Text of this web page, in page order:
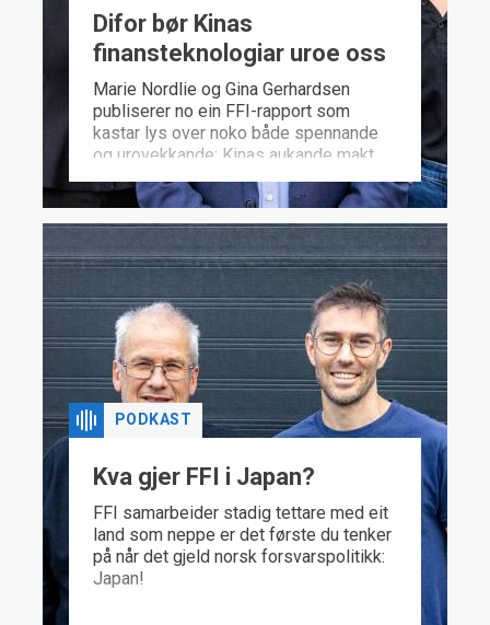
Difor bør Kinas
finansteknologiar uroe oss
Marie Nordlie og Gina Gerhardsen
publiserer no ein FFI-rapport som
kastar lys over noko både spennande
og urovekkande: Kinas aukande makt
innanfor finansielle teknologiar. Kva
tryggingsrisikoar kan dei innebere –
også for Noreg?
PODKAST
Kva gjer FFI i Japan?
FFI samarbeider stadig tettare med eit
land som neppe er det første du tenker
på når det gjeld norsk forsvarspolitikk:
Japan!